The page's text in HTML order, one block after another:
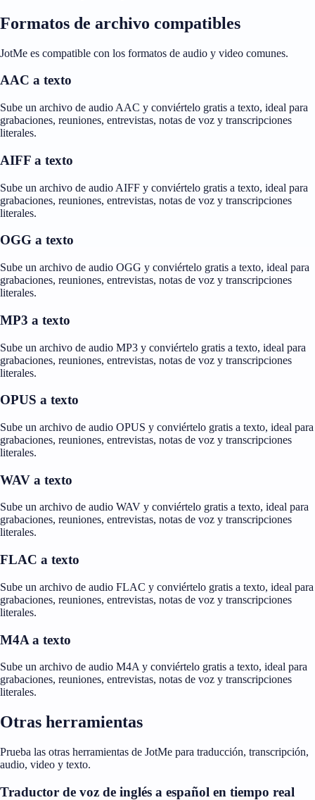
Formatos de archivo compatibles
JotMe es compatible con los formatos de audio y video comunes.
AAC a texto
Sube un archivo de audio AAC y conviértelo gratis a texto, ideal para
grabaciones, reuniones, entrevistas, notas de voz y transcripciones
literales.
AIFF a texto
Sube un archivo de audio AIFF y conviértelo gratis a texto, ideal para
grabaciones, reuniones, entrevistas, notas de voz y transcripciones
literales.
OGG a texto
Sube un archivo de audio OGG y conviértelo gratis a texto, ideal para
grabaciones, reuniones, entrevistas, notas de voz y transcripciones
literales.
MP3 a texto
Sube un archivo de audio MP3 y conviértelo gratis a texto, ideal para
grabaciones, reuniones, entrevistas, notas de voz y transcripciones
literales.
OPUS a texto
Sube un archivo de audio OPUS y conviértelo gratis a texto, ideal para
grabaciones, reuniones, entrevistas, notas de voz y transcripciones
literales.
WAV a texto
Sube un archivo de audio WAV y conviértelo gratis a texto, ideal para
grabaciones, reuniones, entrevistas, notas de voz y transcripciones
literales.
FLAC a texto
Sube un archivo de audio FLAC y conviértelo gratis a texto, ideal para
grabaciones, reuniones, entrevistas, notas de voz y transcripciones
literales.
M4A a texto
Sube un archivo de audio M4A y conviértelo gratis a texto, ideal para
grabaciones, reuniones, entrevistas, notas de voz y transcripciones
literales.
Otras herramientas
Prueba las otras herramientas de JotMe para traducción, transcripción,
audio, video y texto.
Traductor de voz de inglés a español en tiempo real